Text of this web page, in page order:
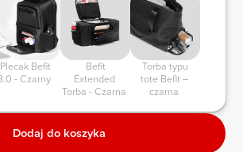
- Czarny
Extended
Torba - Czarna
Torba typu
tote Befit –
czarna
Dodaj do koszyka